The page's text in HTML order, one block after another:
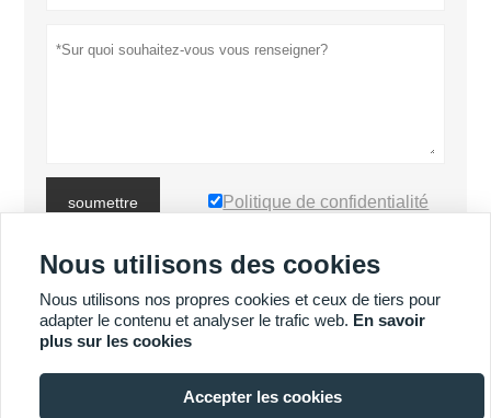
soumettre Politique de confidentialité
PLUS DE SERVICES
Nous utilisons des cookies
Nous utilisons nos propres cookies et ceux de tiers pour
adapter le contenu et analyser le trafic web. En savoir
plus sur les cookies
Accepter les cookies